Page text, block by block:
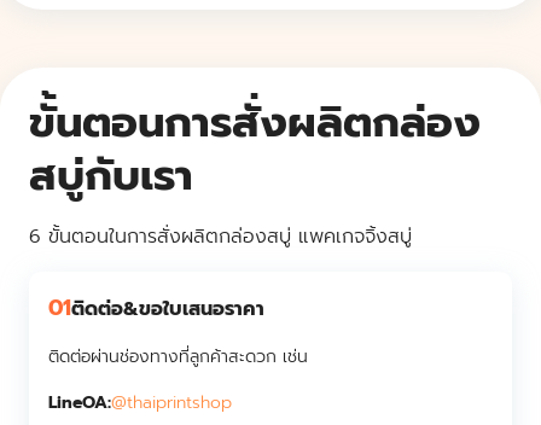
ขั้นตอนการสั่งผลิตกล่อง
สบู่กับเรา
6 ขั้นตอนในการสั่งผลิตกล่องสบู่ แพคเกจจิ้งสบู่
01ติดต่อ&ขอใบเสนอราคา
ติดต่อผ่านช่องทางที่ลูกค้าสะดวก เช่น
LineOA:@thaiprintshop